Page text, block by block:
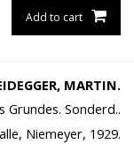
Add to cart
MARTIN.
Grundes. Sonderd..
Niemeyer, 1929.